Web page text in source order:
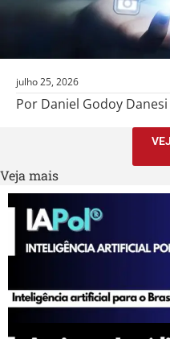
julho 25, 2026
Por Daniel Godoy Danesi
Veja mais